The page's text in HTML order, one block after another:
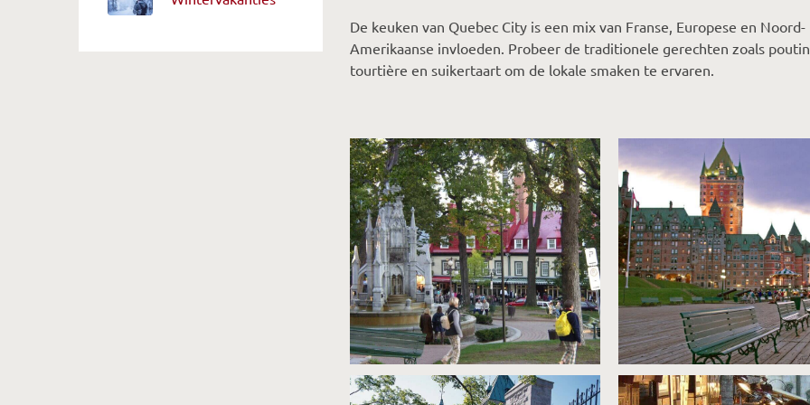
De keuken van Quebec City is een mix van Franse, Europese en Noord-
Amerikaanse invloeden. Probeer de traditionele gerechten zoals
tourtière en suikertaart om de lokale smaken te ervaren.